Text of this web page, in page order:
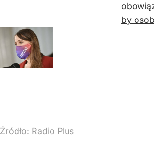
by
Źródło: Radio Plus